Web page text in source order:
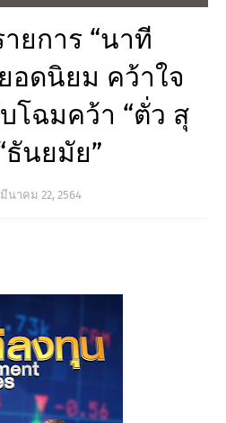
ยการ “นาที
อดนิยม คว้าใจ
โฉมคว้า “ตั่ว สุ
ธันยมัย”
นาคม 22, 2564